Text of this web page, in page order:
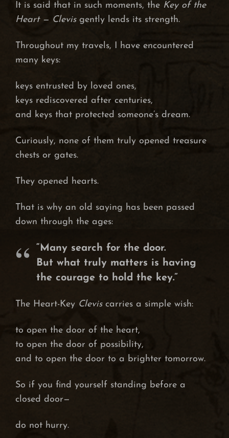
It is said that in such moments, the Key of the
Heart — Clevisgently lends its strength.
Throughout my travels, I have encountered
many keys:
keys entrusted by loved ones,
keys rediscovered after centuries,
and keys that protected someone’s dream.
Curiously, none of them truly opened treasure
chests or gates.
They opened hearts.
That is why an old saying has been passed
down through the ages:
“Many search for the door.
But what truly matters is having
the courage to hold the key.”
The Heart-Key Cleviscarries a simple wish:
to open the door of the heart,
to open the door of possibility,
and to open the door to a brighter tomorrow.
So if you find yourself standing before a
closed door—
do not hurry.